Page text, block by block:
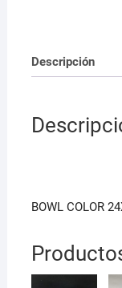
Descripción
BOWL COLOR